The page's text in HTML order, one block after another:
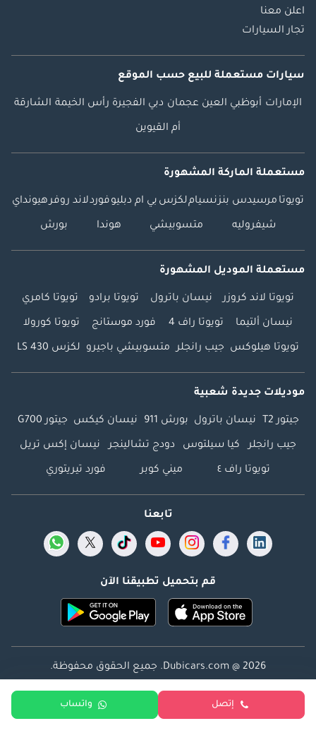
إتصل واتساب
اعلن معنا
تجار السيارات
سيارات مستعملة للبيع حسب الموقع
الإمارات أبوظبي العين عجمان دبي الفجيرة رأس الخيمة الشارقة
أم القيوين
مستعملة الماركة المشهورة
تويوتا مرسيدس بنزنسياملكزس بي ام دبليوفوردلاند روفرهيونداي
شيفروليه متسوبيشي هوندا بورش
مستعملة الموديل المشهورة
تويوتا لاند كروزر نيسان باترول تويوتا برادو تويوتا كامري
نيسان ألتيما تويوتا راف 4 فورد موستانج تويوتا كورولا
تويوتا هيلوكس جيب رانجلر متسوبيشي باجيرو لكزس LS 430
موديلات جديدة شعبية
جيتور T2 نيسان باترول بورش 911 نيسان كيكس جيتور G700
جيب رانجلر كيا سيلتوس دودج تشالينجر نيسان إكس تريل
تويوتا راف ٤ ميني كوبر فورد تيريتوري
تابعنا
قم بتحميل تطبيقنا الآن
Dubicars.com @ 2026. جميع الحقوق محفوظة.
العنوان: 2114 ، برج شذى ، المدينة الإعلامية ، دبي ، الإمارات